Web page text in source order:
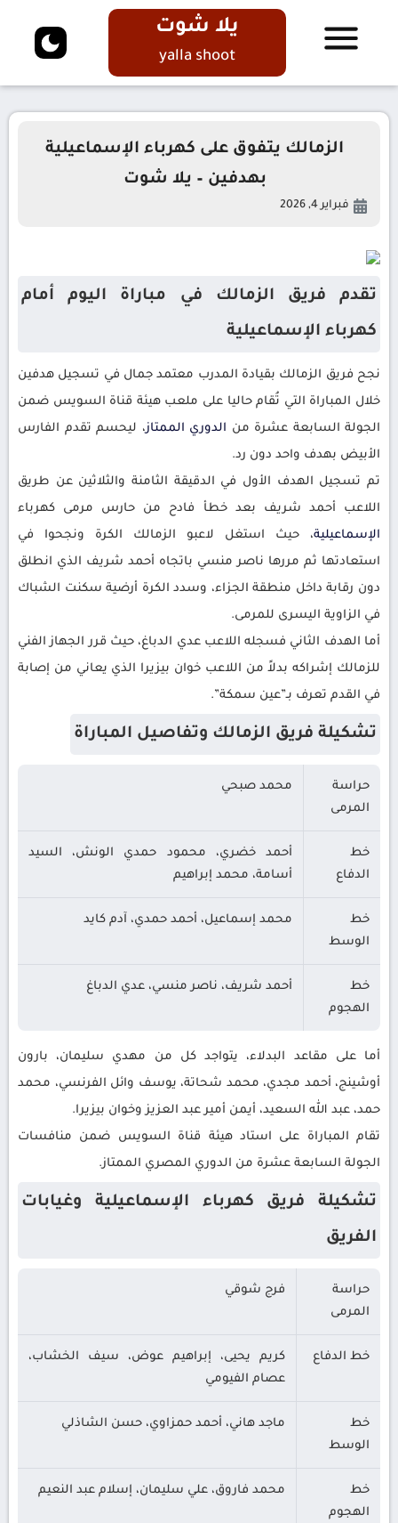
يلا شوت
yalla shoot
الزمالك يتفوق على كهرباء الإسماعيلية
بهدفين – يلا شوت
فبراير 4, 2026
تقدم فريق الزمالك في مباراة اليوم أمام
كهرباء الإسماعيلية
نجح فريق الزمالك بقيادة المدرب معتمد جمال في تسجيل هدفين
خلال المباراة التي تُقام حاليا على ملعب هيئة قناة السويس ضمن
الجولة السابعة عشرة من الدوري الممتاز، ليحسم تقدم الفارس
الأبيض بهدف واحد دون رد.
تم تسجيل الهدف الأول في الدقيقة الثامنة والثلاثين عن طريق
اللاعب أحمد شريف بعد خطأ فادح من حارس مرمى كهرباء
الإسماعيلية، حيث استغل لاعبو الزمالك الكرة ونجحوا في
استعادتها ثم مررها ناصر منسي باتجاه أحمد شريف الذي انطلق
دون رقابة داخل منطقة الجزاء، وسدد الكرة أرضية سكنت الشباك
في الزاوية اليسرى للمرمى.
أما الهدف الثاني فسجله اللاعب عدي الدباغ، حيث قرر الجهاز الفني
للزمالك إشراكه بدلاً من اللاعب خوان بيزيرا الذي يعاني من إصابة
في القدم تعرف بـ”عين سمكة”.
تشكيلة فريق الزمالك وتفاصيل المباراة
حراسة
المرمى
محمد صبحي
خط
الدفاع
أحمد خضري، محمود حمدي الونش، السيد
أسامة، محمد إبراهيم
خط
الوسط
محمد إسماعيل، أحمد حمدي، آدم كايد
خط
الهجوم
أحمد شريف، ناصر منسي، عدي الدباغ
أما على مقاعد البدلاء، يتواجد كل من مهدي سليمان، بارون
أوشينج، أحمد مجدي، محمد شحاتة، يوسف وائل الفرنسي، محمد
حمد، عبد الله السعيد، أيمن أمير عبد العزيز وخوان بيزيرا.
تقام المباراة على استاد هيئة قناة السويس ضمن منافسات
الجولة السابعة عشرة من الدوري المصري الممتاز.
تشكيلة فريق كهرباء الإسماعيلية وغيابات
الفريق
حراسة
المرمى
فرج شوقي
خط الدفاع
كريم يحيى، إبراهيم عوض، سيف الخشاب،
عصام الفيومي
خط
الوسط
ماجد هاني، أحمد حمزاوي، حسن الشاذلي
خط
الهجوم
محمد فاروق، علي سليمان، إسلام عبد النعيم